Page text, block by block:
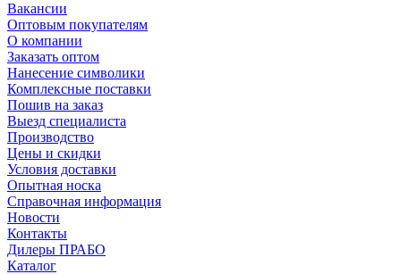
Вакансии
Оптовым покупателям
О компании
Заказать оптом
Нанесение символики
Комплексные поставки
Пошив на заказ
Выезд специалиста
Производство
Цены и скидки
Условия доставки
Опытная носка
Справочная информация
Новости
Контакты
Дилеры ПРАБО
Каталог